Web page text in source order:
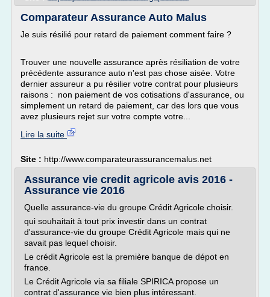
Comparateur Assurance Auto Malus
Je suis résilié pour retard de paiement comment faire ?
Trouver une nouvelle assurance après résiliation de votre
précédente assurance auto n'est pas chose aisée. Votre
dernier assureur a pu résilier votre contrat pour plusieurs
raisons : non paiement de vos cotisations d'assurance, ou
simplement un retard de paiement, car des lors que vous
avez plusieurs rejet sur votre compte votre...
Lire la suite
Site : http://www.comparateurassurancemalus.net
Assurance vie credit agricole avis 2016 -
Assurance vie 2016
Quelle assurance-vie du groupe Crédit Agricole choisir.
qui souhaitait à tout prix investir dans un contrat
d'assurance-vie du groupe Crédit Agricole mais qui ne
savait pas lequel choisir.
Le crédit Agricole est la première banque de dépot en
france.
Le Crédit Agricole via sa filiale SPIRICA propose un
contrat d'assurance vie bien plus intéressant.